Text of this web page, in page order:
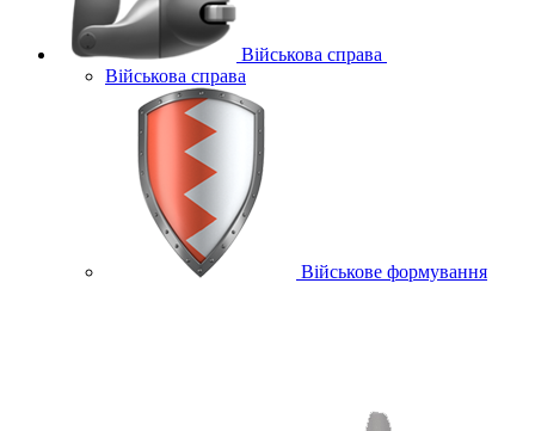
Військова справа
Військова справа
Військове формування